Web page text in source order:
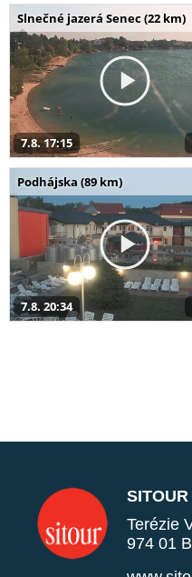
Slnečné jazerá Senec (22 km)
7.8. 17:15
Podhájska (89 km)
7.8. 20:34
Terézie
974 01